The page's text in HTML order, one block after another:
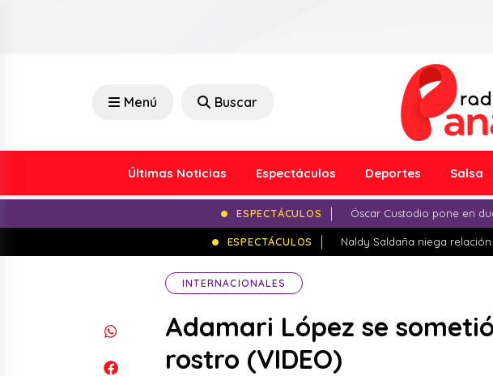
Menú Buscar
Últimas Noticias Espectáculos Deportes Salsa
ESPECTÁCULOS Óscar Custodio pone en
ESPECTÁCULOS Naldy Saldaña niega
INTERNACIONALES
Adamari López se
rostro (VIDEO)